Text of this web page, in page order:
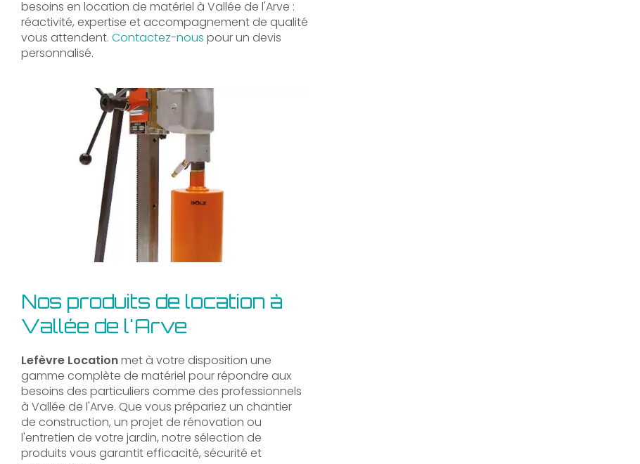
besoins en location de matériel à Vallée de l'Arve :
réactivité, expertise et accompagnement de qualité
vous attendent. Contactez-nous pour un devis
personnalisé.
Nos produits de location à
Vallée de l'Arve
Lefèvre Locationmet à votre disposition une
gamme complète de matériel pour répondre aux
besoins des particuliers comme des professionnels
à Vallée de l'Arve. Que vous prépariez un chantier
de construction, un projet de rénovation ou
l'entretien de votre jardin, notre sélection de
produits vous garantit efficacité, sécurité et